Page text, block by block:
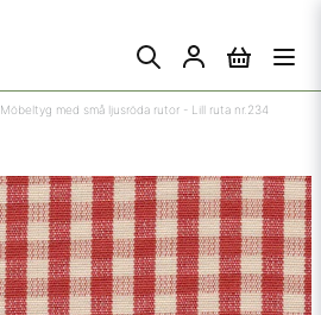
Möbeltyg med små ljusröda rutor - Lill ruta nr.234